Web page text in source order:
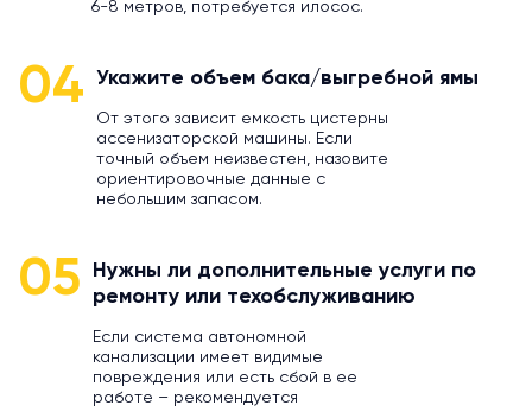
6-8 метров, потребуется илосос.
04 Укажите объем бака/выгребной ямы
От этого зависит емкость цистерны
ассенизаторской машины. Если
точный объем неизвестен, назовите
ориентировочные данные с
небольшим запасом.
05
Нужны ли дополнительные услуги по
ремонту или техобслуживанию
Если система автономной
канализации имеет видимые
повреждения или есть сбой в ее
работе – рекомендуется